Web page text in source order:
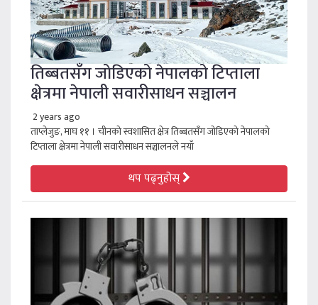
तिब्बतसँग जोडिएको नेपालको टिप्ताला
क्षेत्रमा नेपाली सवारीसाधन सञ्चालन
2 years ago
ताप्लेजुङ, माघ ११ । चीनको स्वशासित क्षेत्र तिब्बतसँग जोडिएको नेपालको
टिप्ताला क्षेत्रमा नेपाली सवारीसाधन सञ्चालनले नयाँ
थप पढ्नुहोस्